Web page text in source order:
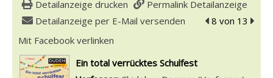
Detailanzeige drucken
Permalink Detailanzeige
Detailanzeige per E-Mail versenden
zum
8 von 13 zum
Mit Facebook verlinken
wird in neuem Tab geöffnet
Ein total verrücktes Schulfest